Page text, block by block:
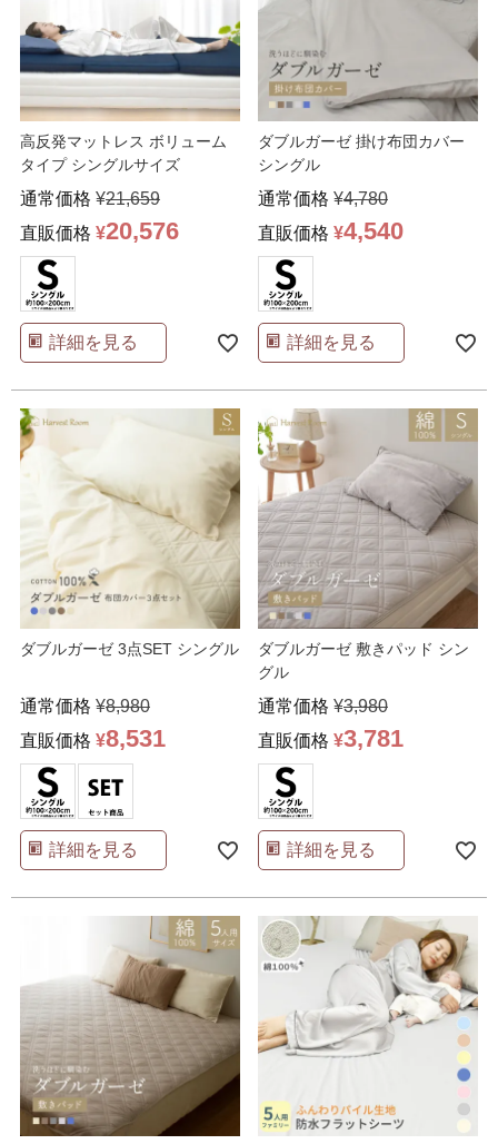
高反発マットレス ボリューム
タイプ シングルサイズ
通常価格 ¥21,659
直販価格 ¥20,576
詳細を見る
ダブルガーゼ 掛け布団カバー
シングル
通常価格 ¥4,780
直販価格 ¥4,540
詳細を見る
ダブルガーゼ 3点SET シングル
通常価格 ¥8,980
直販価格 ¥8,531
詳細を見る
ダブルガーゼ 敷きパッド シン
グル
通常価格 ¥3,980
直販価格 ¥3,781
詳細を見る